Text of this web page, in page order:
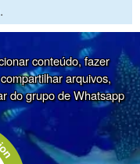
conteúdo, fazer
arquivos,
do grupo de Whatsapp